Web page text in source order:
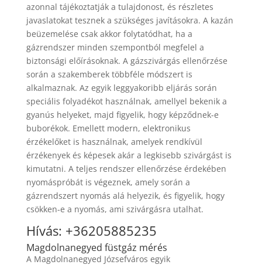
azonnal tájékoztatják a tulajdonost, és részletes
javaslatokat tesznek a szükséges javításokra. A kazán
beüzemelése csak akkor folytatódhat, ha a
gázrendszer minden szempontból megfelel a
biztonsági előírásoknak. A gázszivárgás ellenőrzése
során a szakemberek többféle módszert is
alkalmaznak. Az egyik leggyakoribb eljárás során
speciális folyadékot használnak, amellyel bekenik a
gyanús helyeket, majd figyelik, hogy képződnek-e
buborékok. Emellett modern, elektronikus
érzékelőket is használnak, amelyek rendkívül
érzékenyek és képesek akár a legkisebb szivárgást is
kimutatni. A teljes rendszer ellenőrzése érdekében
nyomáspróbát is végeznek, amely során a
gázrendszert nyomás alá helyezik, és figyelik, hogy
csökken-e a nyomás, ami szivárgásra utalhat.
Hívás: +36205885235
Magdolnanegyed füstgáz mérés
A Magdolnanegyed Józsefváros egyik